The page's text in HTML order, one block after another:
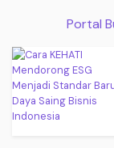
Portal